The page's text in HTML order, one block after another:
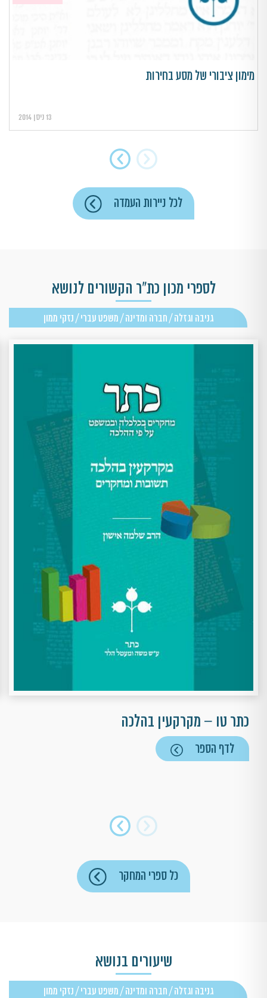
מימון ציבורי של מסע בחירות
13 ניסן 2014
לכל ניירות העמדה
לספרי מכון כת"ר הקשורים לנושא
גניבה וגזלה / חברה ומדינה / משפט עברי / נזקי ממון
כתר טו – מקרקעין בהלכה
לדף הספר
כל ספרי המחקר
שיעורים בנושא
גניבה וגזלה / חברה ומדינה / משפט עברי / נזקי ממון